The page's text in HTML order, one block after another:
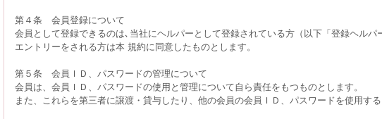
第４条 会員登録について
会員として登録できるのは､当社にヘルパーとして登録されている方（以下「登録ヘル
エントリーをされる方は本 規約に同意したものとします。
第５条 会員ＩＤ、パスワードの管理について
会員は、会員ＩＤ、パスワードの使用と管理について自ら責任をもつものとします。
また、これらを第三者に譲渡・貸与したり、他の会員の会員ＩＤ、パスワードを使用する